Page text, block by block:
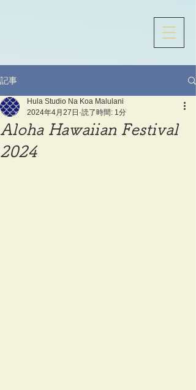
記事
Aloha Hawaiian Festival
2024
Hula Studio Na Koa Malulani
2024年4月27日 読了時間: 1分